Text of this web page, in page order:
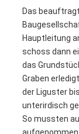
Das
Hauptleitung
schoss dann
das
Graben
der Liguster
unterirdisch
So mussten